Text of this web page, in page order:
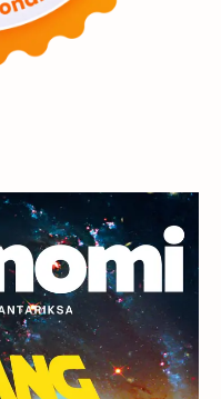
Planet Katai
Pengetahuan
Satelit Alami
Saturnus
Advertorial